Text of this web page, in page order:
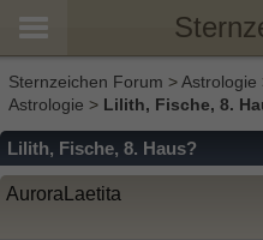
Sternzeichen Forum >Astrologie
Astrologie > Lilith, Fische, 8.
Lilith, Fische, 8. Haus?
AuroraLaetita